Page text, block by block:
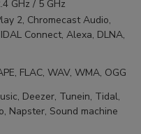
GHz / 5 GHz
2, Chromecast Audio,
Connect, Alexa, DLNA,
FLAC, WAV, WMA, OGG
Deezer, Tunein, Tidal,
Napster, Sound machine